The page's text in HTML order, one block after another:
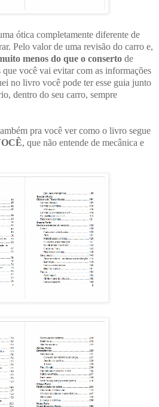
ótica completamente diferente de
Pelo valor de uma revisão do carro e,
menos do que o conserto de
que você vai evitar com as informações
no livro você pode ter esse guia junto
dentro do seu carro, sempre
pra você ver como o livro segue
, que não entende de mecânica e